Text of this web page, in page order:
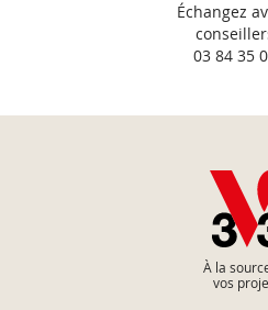
Échangez
03 84 35
À la
vos